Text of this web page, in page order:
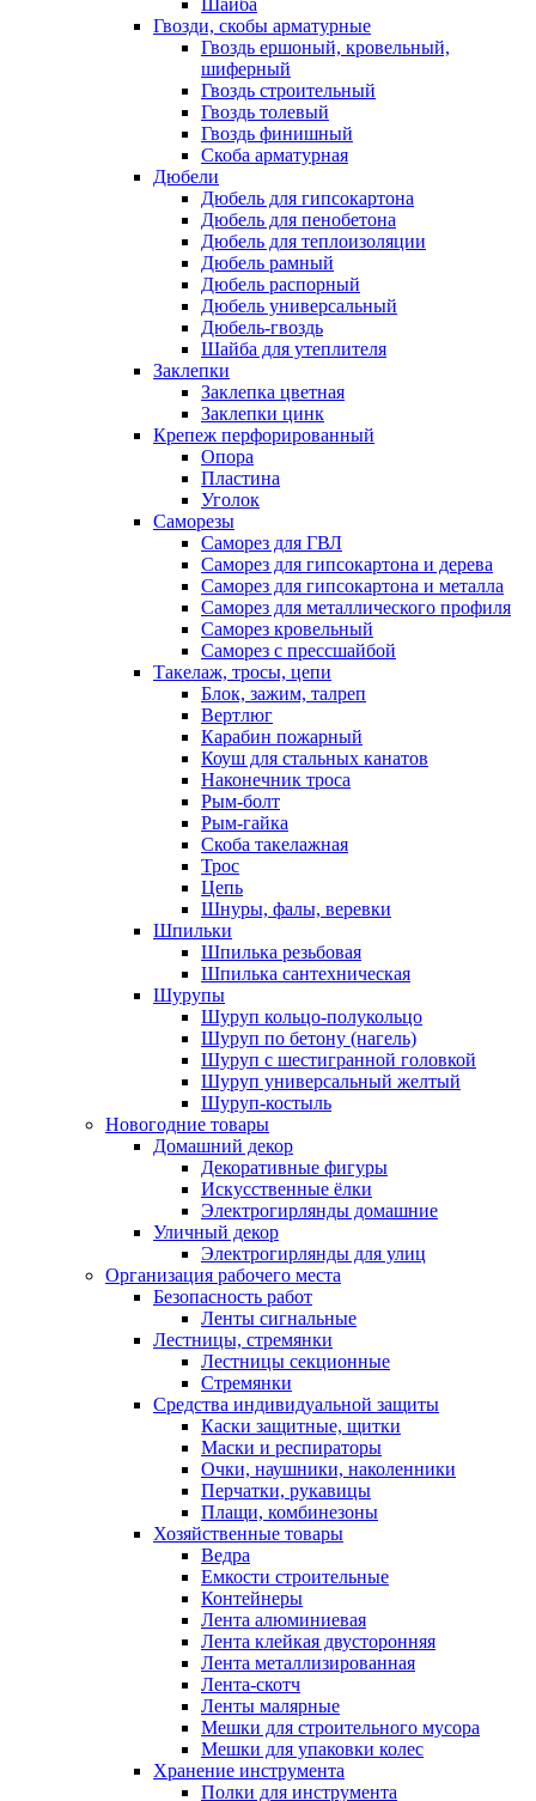
Шайба
Гвозди, скобы арматурные
Гвоздь ершоный, кровельный,
шиферный
Гвоздь строительный
Гвоздь толевый
Гвоздь финишный
Скоба арматурная
Дюбели
Дюбель для гипсокартона
Дюбель для пенобетона
Дюбель для теплоизоляции
Дюбель рамный
Дюбель распорный
Дюбель универсальный
Дюбель-гвоздь
Шайба для утеплителя
Заклепки
Заклепка цветная
Заклепки цинк
Крепеж перфорированный
Опора
Пластина
Уголок
Саморезы
Саморез для ГВЛ
Саморез для гипсокартона и дерева
Саморез для гипсокартона и металла
Саморез для металлического профиля
Саморез кровельный
Саморез с прессшайбой
Такелаж, тросы, цепи
Блок, зажим, талреп
Вертлюг
Карабин пожарный
Коуш для стальных канатов
Наконечник троса
Рым-болт
Рым-гайка
Скоба такелажная
Трос
Цепь
Шнуры, фалы, веревки
Шпильки
Шпилька резьбовая
Шпилька сантехническая
Шурупы
Шуруп кольцо-полукольцо
Шуруп по бетону (нагель)
Шуруп с шестигранной головкой
Шуруп универсальный желтый
Шуруп-костыль
Новогодние товары
Домашний декор
Декоративные фигуры
Искусственные ёлки
Электрогирлянды домашние
Уличный декор
Электрогирлянды для улиц
Организация рабочего места
Безопасность работ
Ленты сигнальные
Лестницы, стремянки
Лестницы секционные
Стремянки
Средства индивидуальной защиты
Каски защитные, щитки
Маски и респираторы
Очки, наушники, наколенники
Перчатки, рукавицы
Плащи, комбинезоны
Хозяйственные товары
Ведра
Емкости строительные
Контейнеры
Лента алюминиевая
Лента клейкая двусторонняя
Лента металлизированная
Лента-скотч
Ленты малярные
Мешки для строительного мусора
Мешки для упаковки колес
Хранение инструмента
Полки для инструмента